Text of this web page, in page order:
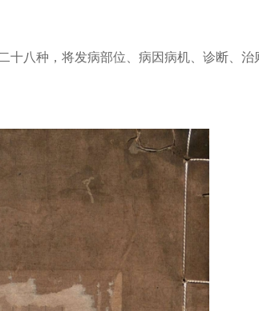
十八种，将发病部位、病因病机、诊断、治